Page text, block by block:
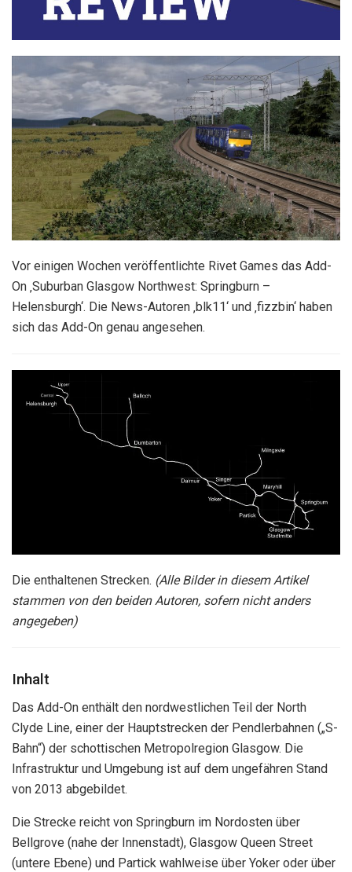
Vor einigen Wochen veröffentlichte Rivet Games das Add-
On ‚Suburban Glasgow Northwest: Springburn –
Helensburgh‘. Die News-Autoren ‚blk11‘ und ‚fizzbin‘ haben
sich das Add-On genau angesehen.
Die enthaltenen Strecken. (Alle Bilder in diesem Artikel
stammen von den beiden Autoren, sofern nicht anders
angegeben)
Inhalt
Das Add-On enthält den nordwestlichen Teil der North
Clyde Line, einer der Hauptstrecken der Pendlerbahnen („S-
Bahn“) der schottischen Metropolregion Glasgow. Die
Infrastruktur und Umgebung ist auf dem ungefähren Stand
von 2013 abgebildet.
Die Strecke reicht von Springburn im Nordosten über
Bellgrove (nahe der Innenstadt), Glasgow Queen Street
(untere Ebene) und Partick wahlweise über Yoker oder über